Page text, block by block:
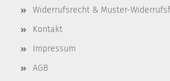
Widerrufsrecht & Muster-
Kontakt
Impressum
AGB